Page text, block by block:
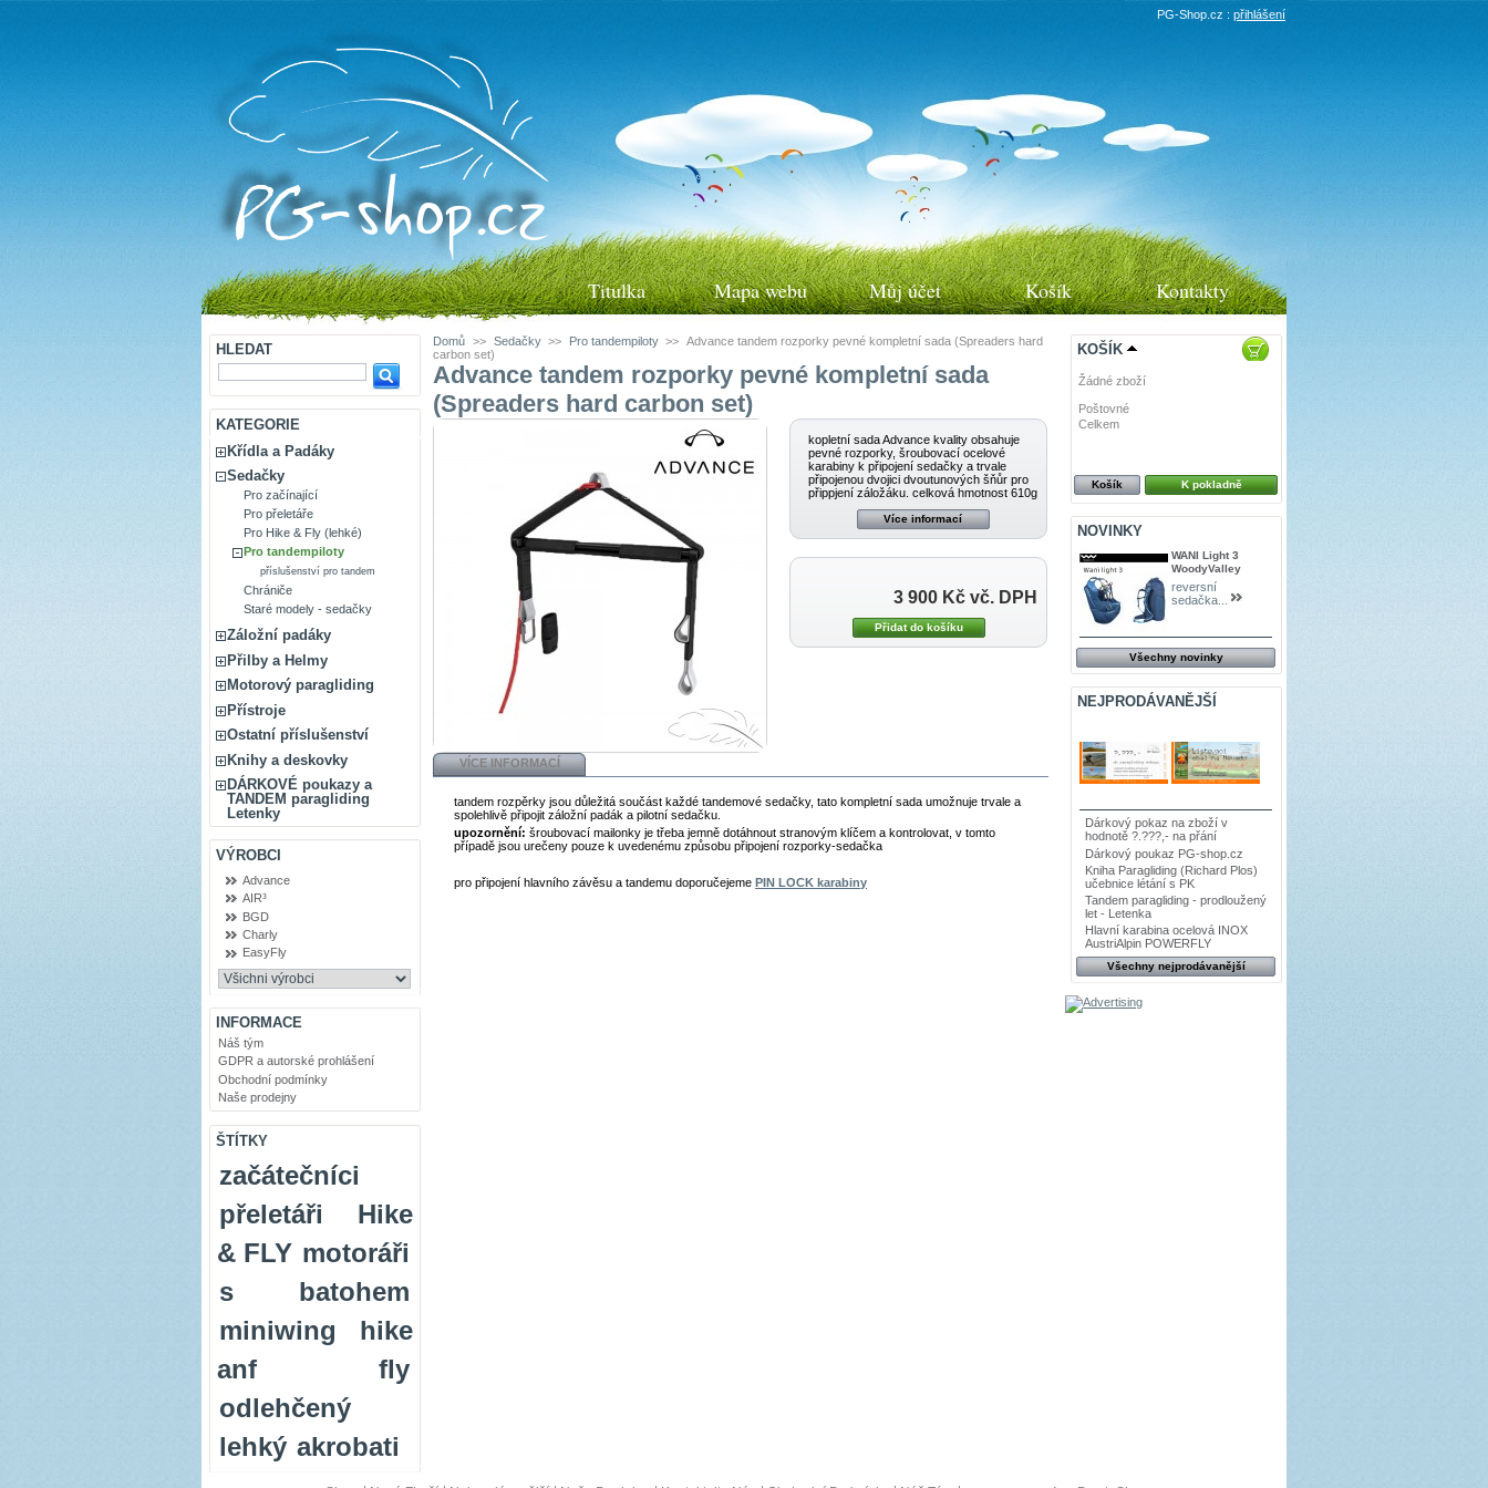
PG-Shop.cz : přihlášení
Titulka Mapa webu Můj účet Košík Kontakty
HLEDAT
KATEGORIE
Křídla a Padáky
Sedačky
Pro začínající
Pro přeletáře
Pro Hike & Fly (lehké)
Pro tandempiloty
příslušenství pro tandem
Chrániče
Staré modely - sedačky
Záložní padáky
Přilby a Helmy
Motorový paragliding
Přístroje
Ostatní příslušenství
Knihy a deskovky
DÁRKOVÉ poukazy a
TANDEM paragliding
Letenky
VÝROBCI
Advance
AIR³
BGD
Charly
EasyFly
INFORMACE
Náš tým
GDPR a autorské prohlášení
Obchodní podmínky
Naše prodejny
ŠTÍTKY
začátečníci
přeletáři
Hike
& FLY motoráři
s batohem
miniwing
hike
anf fly
odlehčený
lehký akrobati
Domů >> Sedačky >> Pro tandempiloty >> Advance tandem rozporky pevné kompletní sada (Spreaders hard
carbon set)
Advance tandem rozporky pevné kompletní sada
(Spreaders hard carbon set)
kopletní sada Advance kvality obsahuje
pevné rozporky, šroubovací ocelové
karabiny k připojení sedačky a trvale
připojenou dvojici dvoutunových šňůr pro
přippjení záložáku. celková hmotnost 610g
Více informací
3 900 Kč vč. DPH
VÍCE INFORMACÍ
tandem rozpěrky jsou důležitá součást každé tandemové sedačky, tato kompletní sada umožnuje trvale a
spolehlivě připojit záložní padák a pilotní sedačku.
upozornění: šroubovací mailonky je třeba jemně dotáhnout stranovým klíčem a kontrolovat, v tomto
případě jsou urečeny pouze k uvedenému způsobu připojení rozporky-sedačka
pro připojení hlavního závěsu a tandemu doporučejemePIN LOCK karabiny
KOŠÍK
Žádné zboží
Poštovné
Celkem
Košík K pokladně
NOVINKY
WANI Light 3
WoodyValley
reversní
sedačka...
Všechny novinky
NEJPRODÁVANĚJŠÍ
Dárkový pokaz na zboží v
hodnotě ?.???,- na přání
Dárkový poukaz PG-shop.cz
Kniha Paragliding (Richard Plos)
učebnice létání s PK
Tandem paragliding - prodloužený
let - Letenka
Hlavní karabina ocelová INOX
AustriAlpin POWERFLY
Všechny nejprodávanější